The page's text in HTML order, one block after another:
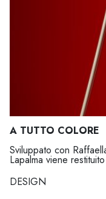
A TUTTO COLORE
Sviluppato con
Lapalma viene
DESIGN